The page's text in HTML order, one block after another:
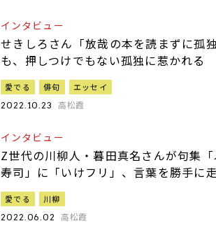
インタビュー
せきしろさん「放哉の本を読まずに
も、押しつけでもない孤独に惹かれる
愛でる 俳句 エッセイ
2022.10.23 高松霞
インタビュー
Z世代の川柳人・暮田真名さんが句集
寿司」に「いけフリ」、言葉を勝手に
愛でる 川柳
2022.06.02 高松霞